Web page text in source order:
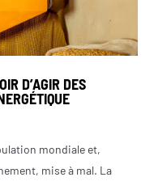
D’AGIR DES
mondiale et,
mise à mal. La